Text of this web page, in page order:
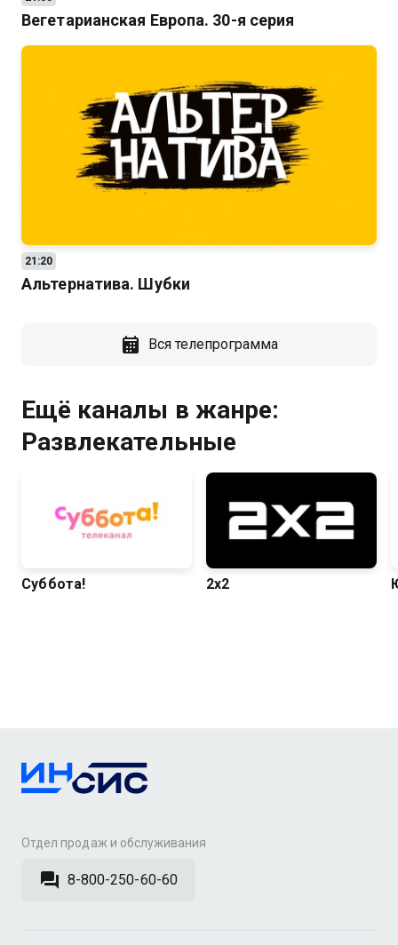
Вегетарианская Европа. 30-я серия
21:20
Альтернатива. Шубки
Вся телепрограмма
Ещё каналы в жанре:
Развлекательные
Суббота! 2x2
Отдел продаж и обслуживания
8-800-250-60-60